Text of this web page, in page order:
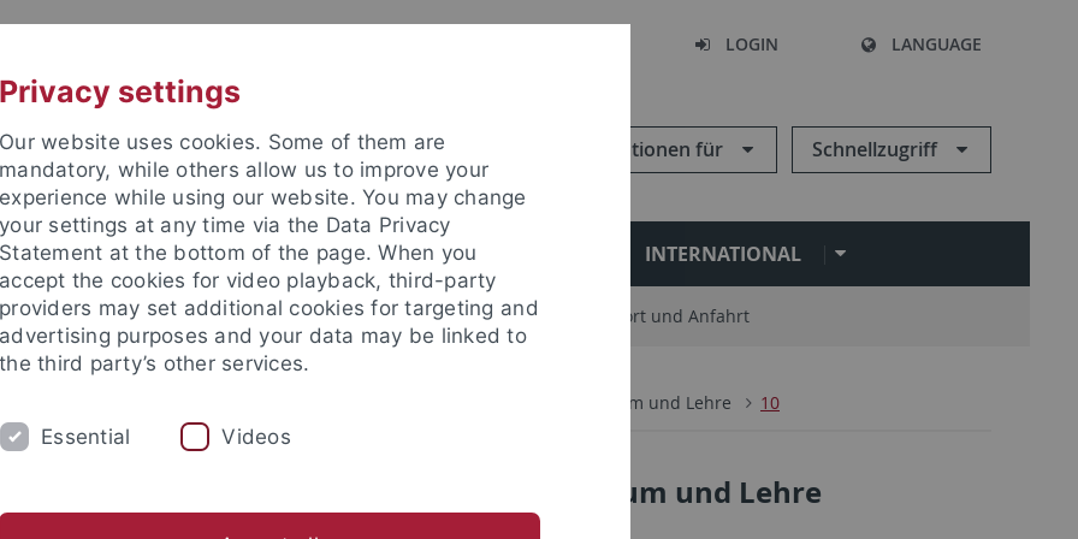
LOGIN LANGUAGE
Informationen für Schnellzugriff
STUDIUM FORSCHUNG EINRICHTUNGEN INTERNATIONAL
und Publikationen Campusleben Im Dialog Karriere Standort und Anfahrt
Studium und Lehre 10
Uni Tübingen aktuell Nr. 3/2013: Studium und Lehre
Privacy settings
Our website uses cookies. Some of them are
mandatory, while others allow us to improve your
experience while using our website. You may change
your settings at any time via the Data Privacy
Statement at the bottom of the page. When you
accept the cookies for video playback, third-party
providers may set additional cookies for targeting and
advertising purposes and your data may be linked to
the third party’s other services.
Essential Videos